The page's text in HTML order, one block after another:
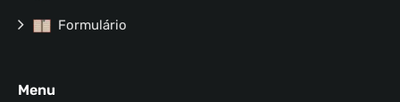
Formulário
Menu